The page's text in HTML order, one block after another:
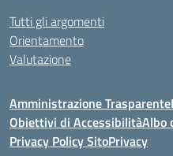
Tutti gli argomenti
Orientamento
Valutazione
Amministrazione Trasparente
Obiettivi di AccessibilitàAlbo
Privacy Policy SitoPrivacy